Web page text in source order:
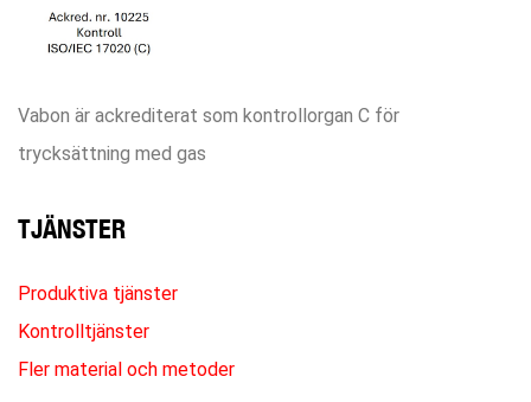
Vabon är ackrediterat som kontrollorgan C för
trycksättning med gas
TJÄNSTER
Produktiva tjänster
Kontrolltjänster
Fler material och metoder